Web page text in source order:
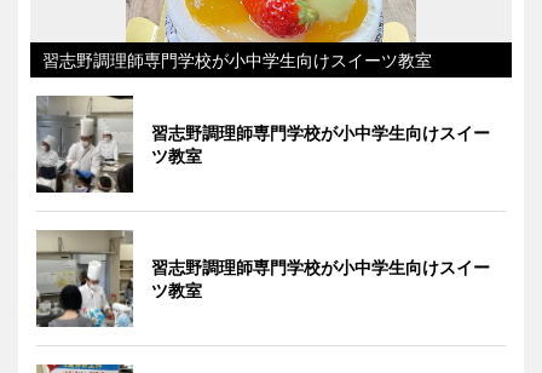
習志野調理師専門学校が小中学生向けスイーツ教室
習志野調理師専門学校が小中学生向けスイー
ツ教室
習志野調理師専門学校が小中学生向けスイー
ツ教室